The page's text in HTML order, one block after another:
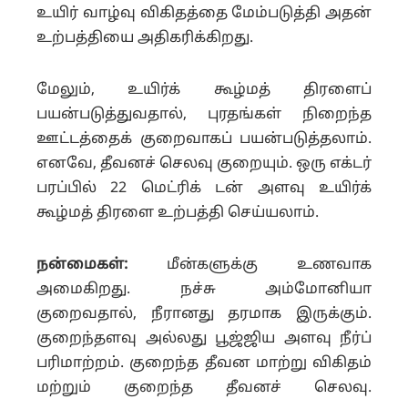
உயிர் வாழ்வு விகிதத்தை மேம்படுத்தி அதன்
உற்பத்தியை அதிகரிக்கிறது.
மேலும், உயிர்க் கூழ்மத் திரளைப்
பயன்படுத்துவதால், புரதங்கள் நிறைந்த
ஊட்டத்தைக் குறைவாகப் பயன்படுத்தலாம்.
எனவே, தீவனச் செலவு குறையும். ஒரு எக்டர்
பரப்பில் 22 மெட்ரிக் டன் அளவு உயிர்க்
கூழ்மத் திரளை உற்பத்தி செய்யலாம்.
நன்மைகள்: மீன்களுக்கு உணவாக
அமைகிறது. நச்சு அம்மோனியா
குறைவதால், நீரானது தரமாக இருக்கும்.
குறைந்தளவு அல்லது பூஜ்ஜிய அளவு நீர்ப்
பரிமாற்றம். குறைந்த தீவன மாற்று விகிதம்
மற்றும் குறைந்த தீவனச் செலவு.